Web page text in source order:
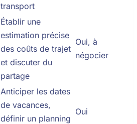
transport
Établir une
estimation précise
des coûts de trajet
et discuter du
partage
Oui, à
négocier
Anticiper les dates
de vacances,
définir un planning
Oui